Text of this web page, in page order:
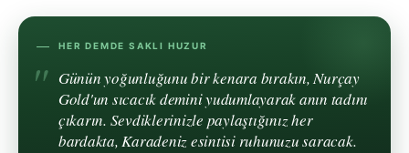
HER DEMDE SAKLI HUZUR
Günün yoğunluğunu bir kenara bırakın, Nurçay
Gold'un sıcacık demini yudumlayarak anın tadını
çıkarın. Sevdiklerinizle paylaştığınız her
bardakta, Karadeniz esintisi ruhunuzu saracak.